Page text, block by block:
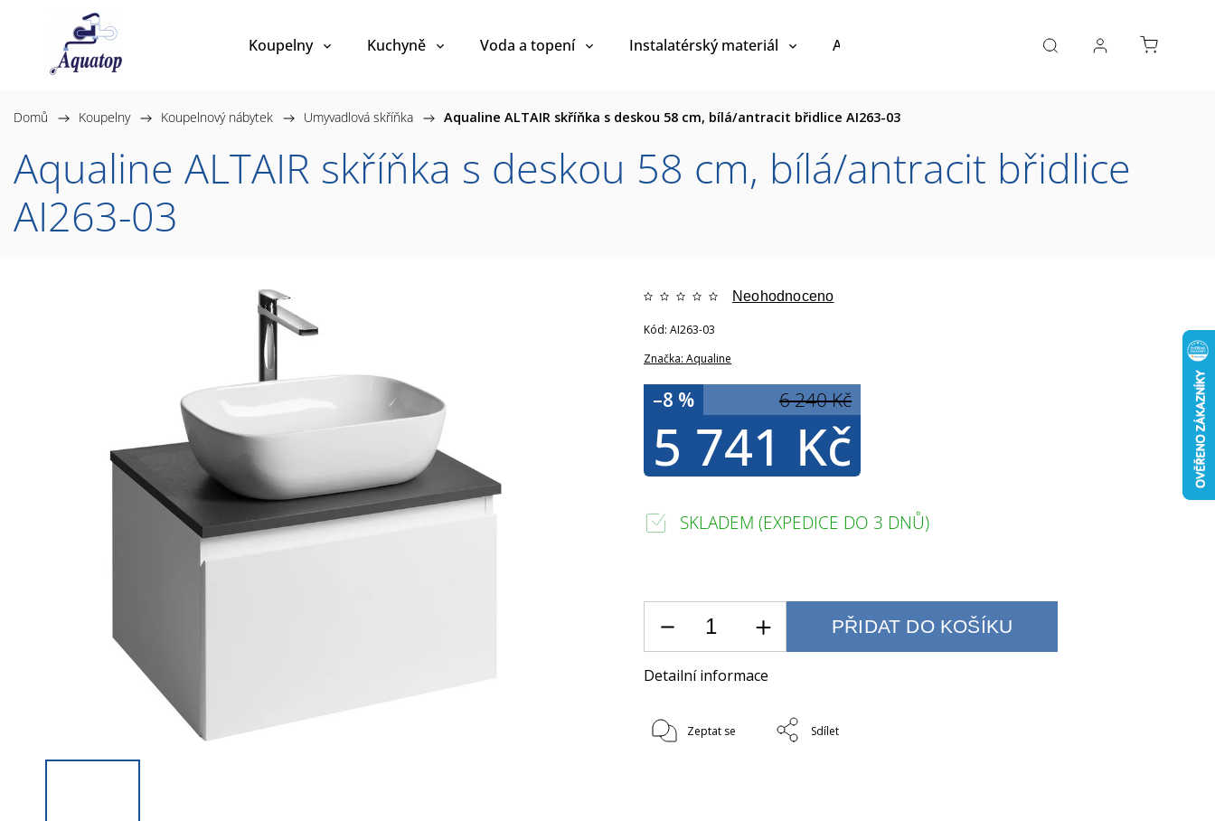
Koupelny Kuchyně Voda a topení Instalatérský materiál Akce a výprodej Návrh koupelny Reference
Domů / Koupelny / Koupelnový nábytek / Umyvadlová skříňka / Aqualine ALTAIR skříňka s deskou 58 cm, bílá/antracit břidlice AI263-03
Aqualine ALTAIR skříňka s deskou 58 cm, bílá/antracit břidlice
AI263-03
Značka:Aqualine
Neohodnoceno
6 240 Kč
–8 %
5 741 Kč
Kód: AI263-03
SKLADEM (EXPEDICE DO 3 DNŮ)
PŘIDAT DO KOŠÍKU
Detailní informace
Zeptat se Sdílet